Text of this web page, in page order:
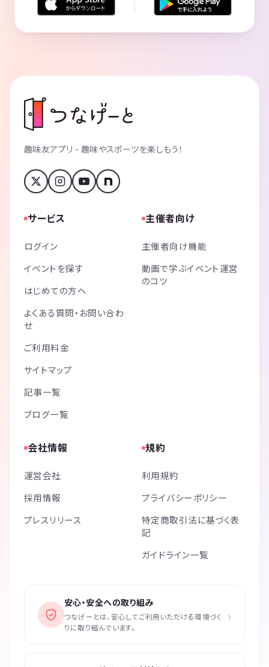
趣味友アプリ - 趣味やスポーツを楽しもう！
サービス
ログイン
イベントを探す
はじめての方へ
よくある質問・お問い合わ
せ
ご利用料金
サイトマップ
記事一覧
ブログ一覧
主催者向け
主催者向け機能
動画で学ぶイベント運営
のコツ
会社情報
運営会社
採用情報
プレスリリース
規約
利用規約
プライバシーポリシー
特定商取引法に基づく表
記
ガイドライン一覧
安心・安全への取り組み
つなげーとは、安心してご利用いただける環境づく
りに取り組んでいます。
›